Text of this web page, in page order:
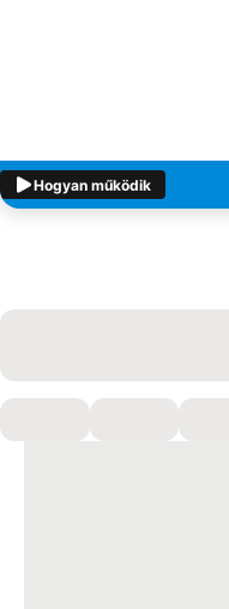
Hogyan működik